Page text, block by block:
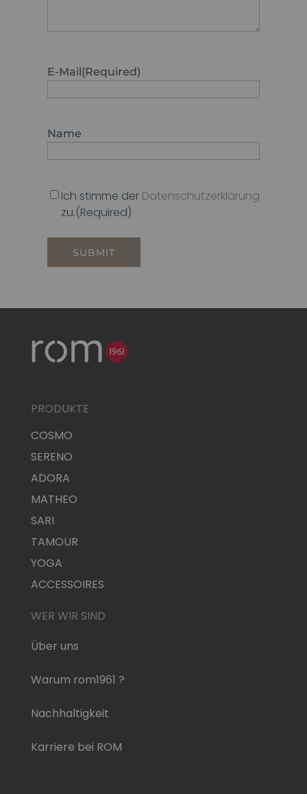
E-Mail(Required)
Name
Einwilligung(Required)
Ich stimme der Datenschutzerklärung
zu.(Required)
PRODUKTE
COSMO
SERENO
ADORA
MATHEO
SARI
TAMOUR
YOGA
ACCESSOIRES
WER WIR SIND
Über uns
Warum rom1961 ?
Nachhaltigkeit
Karriere bei ROM